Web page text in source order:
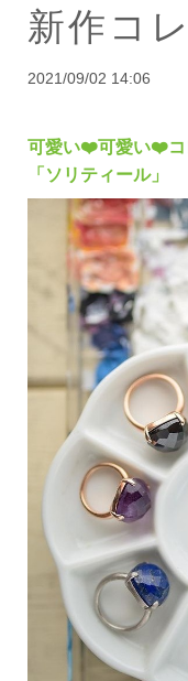
新作コ
2021/09/02 14:06
可愛い❤️可愛い❤️コ
「ソリティール」